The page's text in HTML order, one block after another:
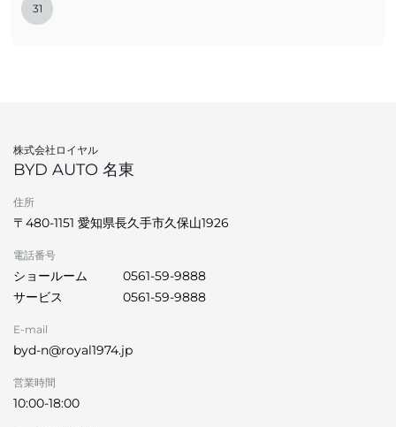
31
株式会社ロイヤル
BYD AUTO 名東
住所
〒480-1151 愛知県長久手市久保山1926
電話番号
ショールーム
0561-59-9888
サービス
0561-59-9888
E-mail
byd-n@royal1974.jp
営業時間
10:00-18:00